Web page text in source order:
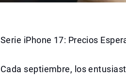
Serie iPhone 17: Precios
Cada septiembre, los